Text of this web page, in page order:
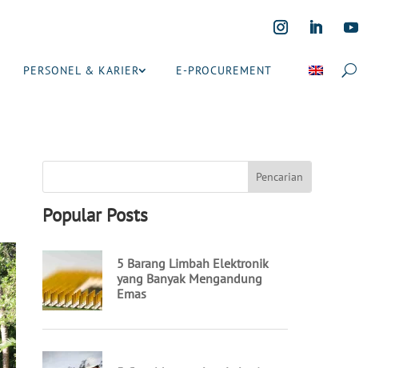
PERSONEL & KARIER E-PROCUREMENT
Popular Posts